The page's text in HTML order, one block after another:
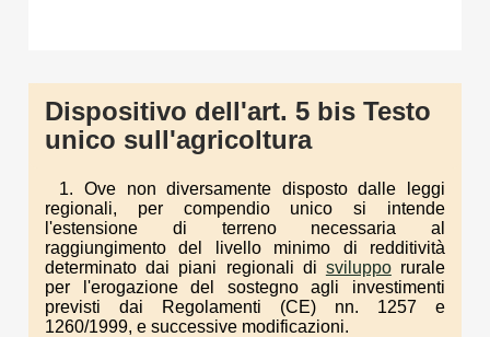
Dispositivo dell'art. 5 bis Testo
unico sull'agricoltura
1. Ove non diversamente disposto dalle leggi
regionali, per compendio unico si intende
l'estensione di terreno necessaria al
raggiungimento del livello minimo di redditività
determinato dai piani regionali di svilupporurale
per l'erogazione del sostegno agli investimenti
previsti dai Regolamenti (CE) nn. 1257 e
1260/1999, e successive modificazioni.